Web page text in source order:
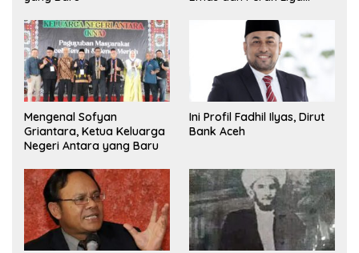
Mengenal Sofyan
Griantara, Ketua Keluarga
Negeri Antara yang Baru
Ini Profil Fadhil Ilyas, Dirut
Bank Aceh